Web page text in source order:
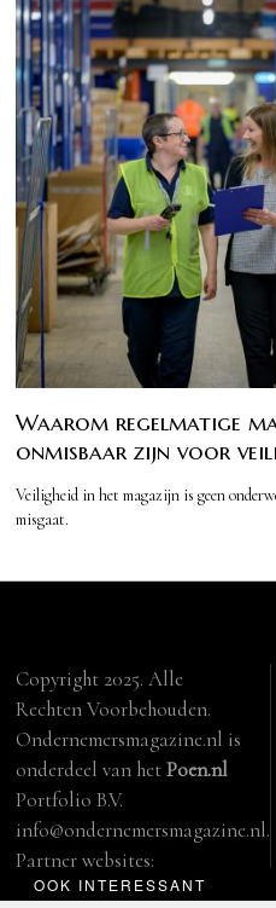
OOK INTERESSANT
Waarom regelmatige
onmisbaar zijn voor
Veiligheid in het magazijn is geen
misgaat.
Copyright 2025. Alle
Rechten Voorbehouden.
Ondernemersmagazine.nl is
onderdeel van hetPoen.nl
Portfolio B.V.
info@ondernemersmagazine.nl.
Partner websites:
manbase.nl